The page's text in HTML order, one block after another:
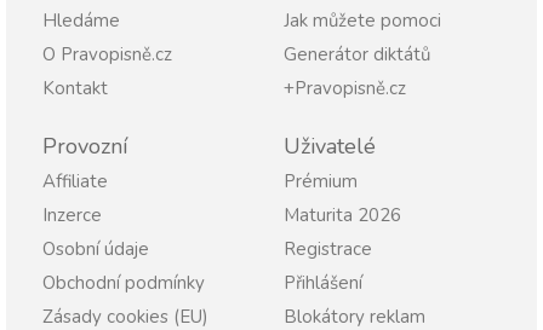
Hledáme
O Pravopisně.cz
Kontakt
Jak můžete pomoci
Generátor diktátů
+Pravopisně.cz
Provozní
Affiliate
Inzerce
Osobní údaje
Obchodní podmínky
Zásady cookies (EU)
Uživatelé
Prémium
Maturita 2026
Registrace
Přihlášení
Blokátory reklam